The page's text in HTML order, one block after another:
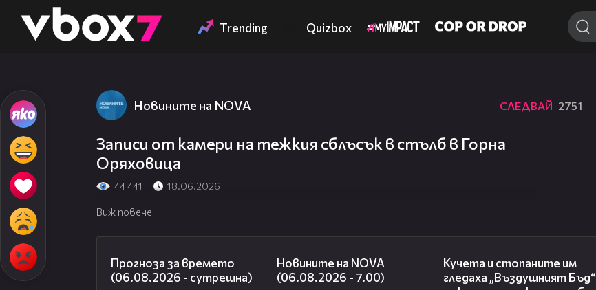
👾 Trending Quizbox
Новините на NOVA СЛЕДВАЙ 2751
Записи от камери на тежкия сблъсък в стълб в Горна
Оряховица
44 441 18.06.2026
Виж повече
Прогноза за времето
(06.08.2026 - сутрешна)
Новините на NOVA
(06.08.2026 - 7.00)
Кучета и стопаните им
гледаха „Въздушният Бъд“